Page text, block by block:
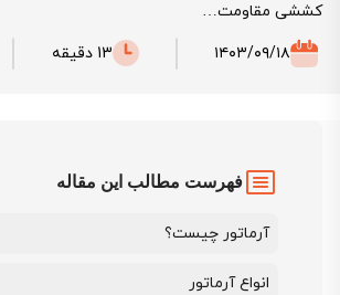
کششی مقاومت…
۱۴۰۳/۰۹/۱۸
13 دقیقه
فهرست مطالب این مقاله
آرماتور چیست؟
انواع آرماتور